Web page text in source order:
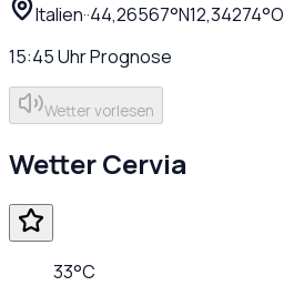
Italien··44,26567°N12,34274°O
15:45UhrPrognose
Wetter vorlesen
WetterCervia
33°C